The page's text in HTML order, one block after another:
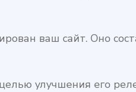
ваш сайт. Оно
улучшения его